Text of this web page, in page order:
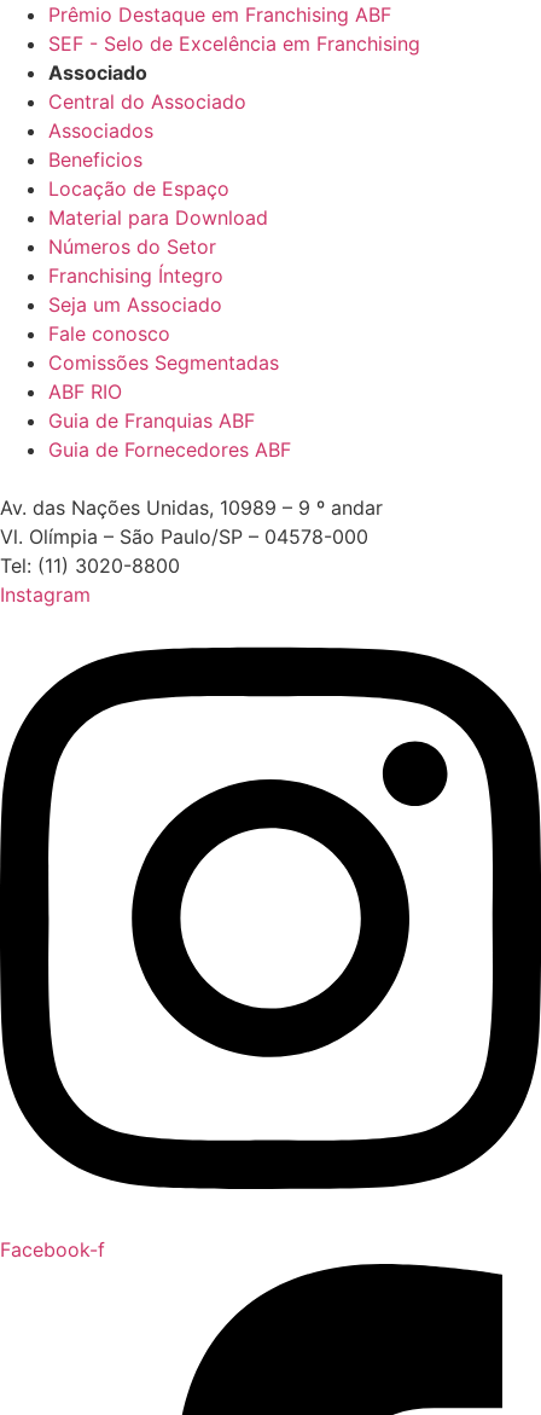
Prêmio Destaque em Franchising ABF
SEF - Selo de Excelência em Franchising
Associado
Central do Associado
Associados
Beneficios
Locação de Espaço
Material para Download
Números do Setor
Franchising Íntegro
Seja um Associado
Fale conosco
Comissões Segmentadas
ABF RIO
Guia de Franquias ABF
Guia de Fornecedores ABF
Av. das Nações Unidas, 10989 – 9 º andar
Vl. Olímpia – São Paulo/SP – 04578-000
Tel: (11) 3020-8800
Instagram
Facebook-f